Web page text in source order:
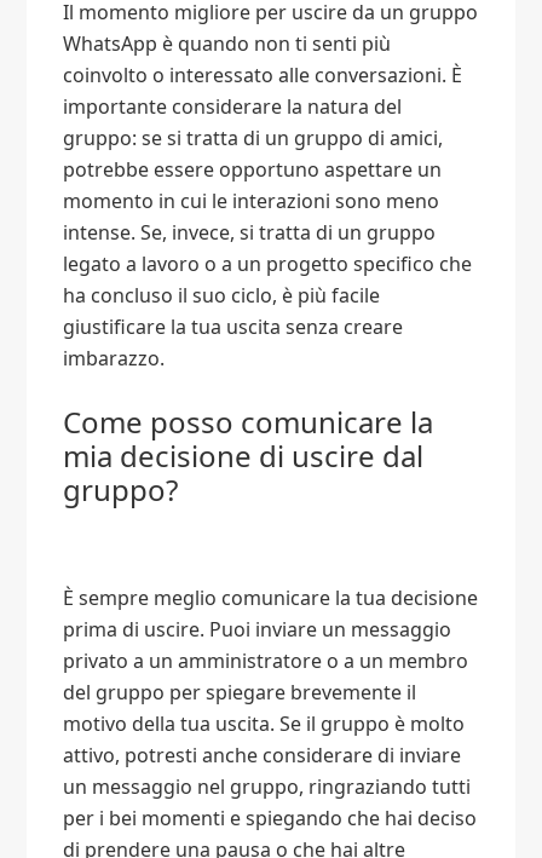
Il momento migliore per uscire da un gruppo
WhatsApp è quando non ti senti più
coinvolto o interessato alle conversazioni. È
importante considerare la natura del
gruppo: se si tratta di un gruppo di amici,
potrebbe essere opportuno aspettare un
momento in cui le interazioni sono meno
intense. Se, invece, si tratta di un gruppo
legato a lavoro o a un progetto specifico che
ha concluso il suo ciclo, è più facile
giustificare la tua uscita senza creare
imbarazzo.
Come posso comunicare la
mia decisione di uscire dal
gruppo?
È sempre meglio comunicare la tua decisione
prima di uscire. Puoi inviare un messaggio
privato a un amministratore o a un membro
del gruppo per spiegare brevemente il
motivo della tua uscita. Se il gruppo è molto
attivo, potresti anche considerare di inviare
un messaggio nel gruppo, ringraziando tutti
per i bei momenti e spiegando che hai deciso
di prendere una pausa o che hai altre